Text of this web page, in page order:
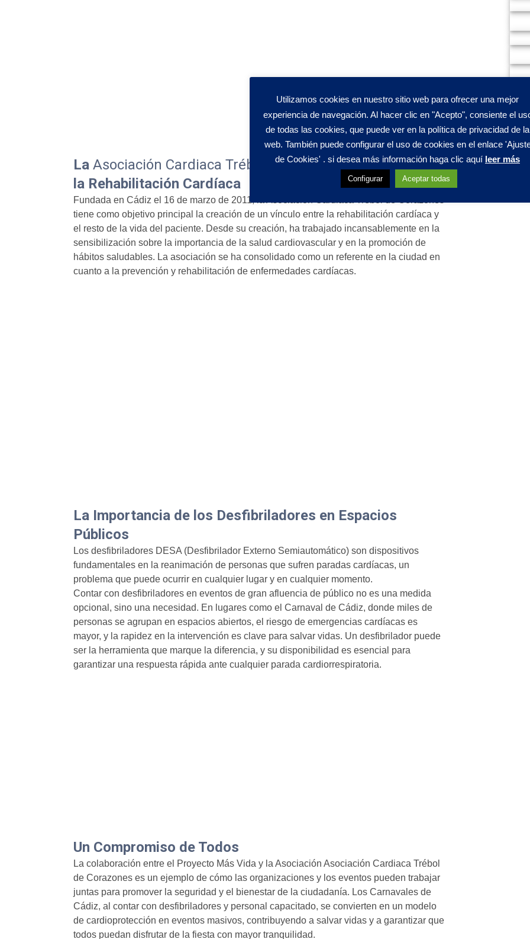
La Asociación Cardiaca Trébol de Corazones: Fomentando
la Rehabilitación Cardíaca
Fundada en Cádiz el 16 de marzo de 2011, la Asociación Cardiaca Trébol de Corazones
tiene como objetivo principal la creación de un vínculo entre la rehabilitación cardíaca y
el resto de la vida del paciente. Desde su creación, ha trabajado incansablemente en la
sensibilización sobre la importancia de la salud cardiovascular y en la promoción de
hábitos saludables. La asociación se ha consolidado como un referente en la ciudad en
cuanto a la prevención y rehabilitación de enfermedades cardíacas.
La Importancia de los Desfibriladores en Espacios
Públicos
Los desfibriladores DESA (Desfibrilador Externo Semiautomático) son dispositivos
fundamentales en la reanimación de personas que sufren paradas cardíacas, un
problema que puede ocurrir en cualquier lugar y en cualquier momento.
Contar con desfibriladores en eventos de gran afluencia de público no es una medida
opcional, sino una necesidad. En lugares como el Carnaval de Cádiz, donde miles de
personas se agrupan en espacios abiertos, el riesgo de emergencias cardíacas es
mayor, y la rapidez en la intervención es clave para salvar vidas. Un desfibrilador puede
ser la herramienta que marque la diferencia, y su disponibilidad es esencial para
garantizar una respuesta rápida ante cualquier parada cardiorrespiratoria.
Un Compromiso de Todos
La colaboración entre el Proyecto Más Vida y la Asociación Asociación Cardiaca Trébol
de Corazones es un ejemplo de cómo las organizaciones y los eventos pueden trabajar
juntas para promover la seguridad y el bienestar de la ciudadanía. Los Carnavales de
Cádiz, al contar con desfibriladores y personal capacitado, se convierten en un modelo
de cardioprotección en eventos masivos, contribuyendo a salvar vidas y a garantizar que
todos puedan disfrutar de la fiesta con mayor tranquilidad.
Utilizamos cookies en nuestro sitio web para ofrecer una mejor
experiencia de navegación. Al hacer clic en "Acepto", consiente el
de todas las cookies, que puede ver en la política de privacidad de la
web. También puede configurar el uso de cookies en el enlace
de Cookies' . si desea más información haga clic aquí leer más
Configurar Aceptar todas